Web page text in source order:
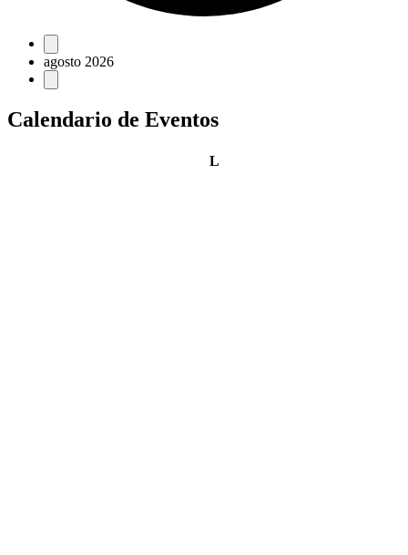
Eventos
agosto 2026
Calendario de Eventos
Llunes